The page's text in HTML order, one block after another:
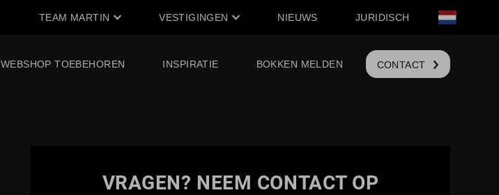
TEAM MARTIN VESTIGINGEN NIEUWS JURIDISCH
WEBSHOP TOEBEHOREN INSPIRATIE BOKKEN MELDEN CONTACT
VRAGEN? NEEM CONTACT OP